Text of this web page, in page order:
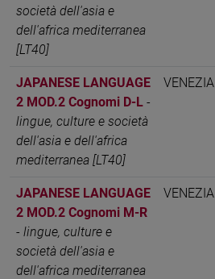
società dell'asia e
dell'africa mediterranea
[LT40]
JAPANESE LANGUAGE
2 MOD.2 Cognomi D-L -
lingue, culture e società
dell'asia e dell'africa
mediterranea [LT40]
VENEZIA
JAPANESE LANGUAGE
2 MOD.2 Cognomi M-R
- lingue, culture e
società dell'asia e
dell'africa mediterranea
VENEZIA